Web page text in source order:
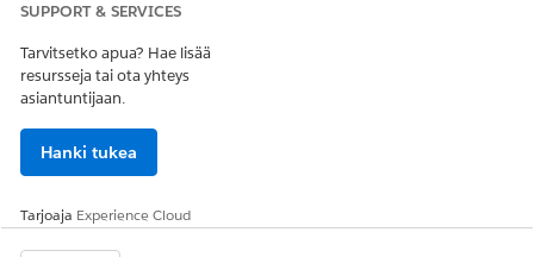
SUPPORT & SERVICES
Tarvitsetko apua? Hae lisää
resursseja tai ota yhteys
asiantuntijaan.
Hanki tukea
Tarjoaja Experience Cloud